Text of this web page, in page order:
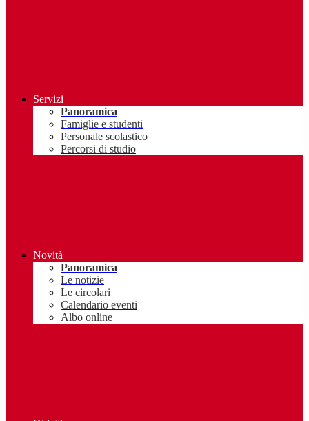
Servizi
Panoramica
Famiglie e studenti
Personale scolastico
Percorsi di studio
Novità
Panoramica
Le notizie
Le circolari
Calendario eventi
Albo online